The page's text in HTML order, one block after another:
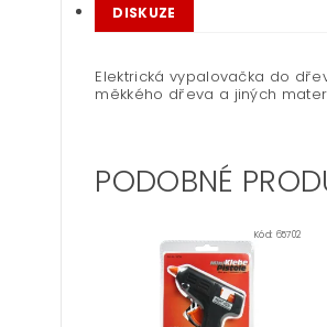
DISKUZE
Elektrická vypalovačka do
měkkého dřeva a jiných
PODOBNÉ
Kód: 65702